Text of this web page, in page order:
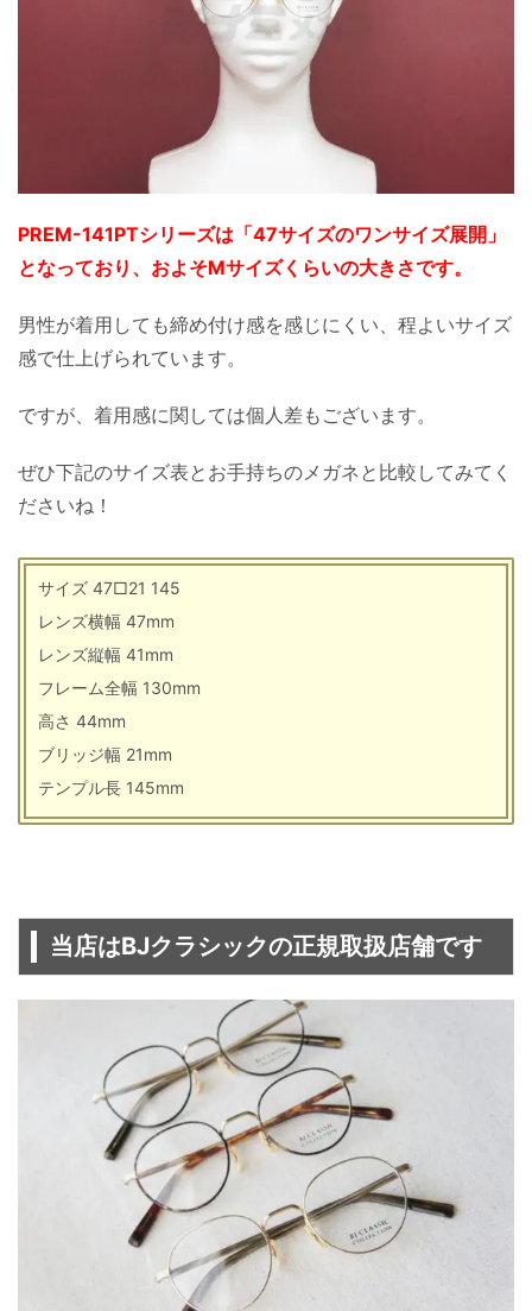
PREM-141PTシリーズは「47サイズのワンサイズ展開」
となっており、およそMサイズくらいの大きさです。
男性が着用しても締め付け感を感じにくい、程よいサイズ
感で仕上げられています。
ですが、着用感に関しては個人差もございます。
ぜひ下記のサイズ表とお手持ちのメガネと比較してみてく
ださいね！
サイズ 47□21 145
レンズ横幅 47mm
レンズ縦幅 41mm
フレーム全幅 130mm
高さ 44mm
ブリッジ幅 21mm
テンプル長 145mm
当店はBJクラシックの正規取扱店舗です